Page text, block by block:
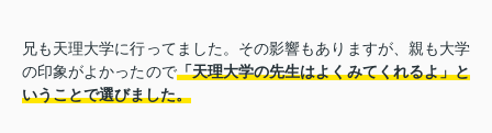
兄も天理大学に行ってました。その影響もありますが、親も大学
の印象がよかったので「天理大学の先生はよくみてくれるよ」と
いうことで選びました。